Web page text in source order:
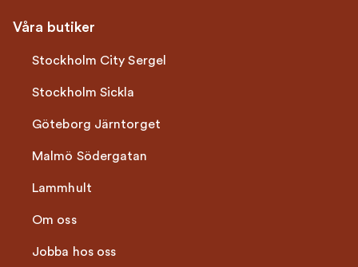
Våra butiker
Stockholm City Sergel
Stockholm Sickla
Göteborg Järntorget
Malmö Södergatan
Lammhult
Om oss
Jobba hos oss